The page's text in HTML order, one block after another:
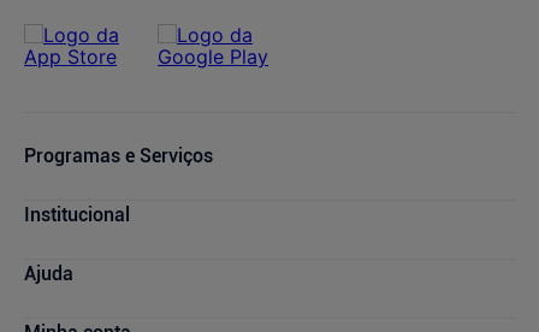
Programas e Serviços
Serviços Farmacêuticos
Cupons de Desconto
Mais Tamoio
Institucional
Nossas Lojas
Trabalhe Conosco
Ajuda
Compras e Pedidos